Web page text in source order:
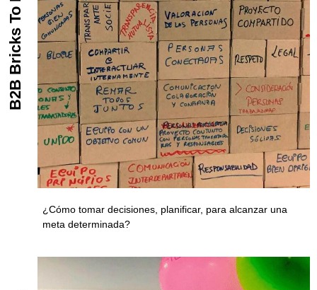
B2B Bricks To Build
¿Cómo tomar decisiones, planificar, para alcanzar una
meta determinada?